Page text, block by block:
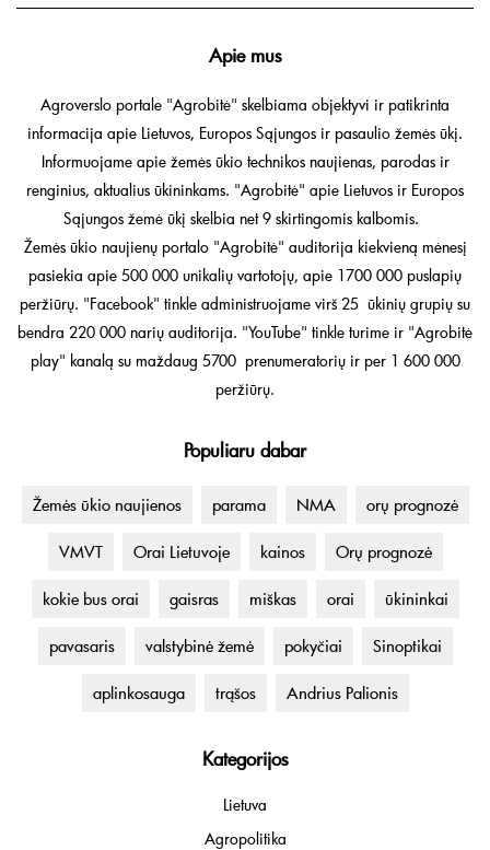
Apie mus
Agroverslo portale "Agrobitė" skelbiama objektyvi ir patikrinta
informacija apie Lietuvos, Europos Sąjungos ir pasaulio žemės ūkį.
Informuojame apie žemės ūkio technikos naujienas, parodas ir
renginius, aktualius ūkininkams. "Agrobitė" apie Lietuvos ir Europos
Sąjungos žemė ūkį skelbia net 9 skirtingomis kalbomis.
Žemės ūkio naujienų portalo "Agrobitė" auditorija kiekvieną mėnesį
pasiekia apie 500 000 unikalių vartotojų, apie 1700 000 puslapių
peržiūrų. "Facebook" tinkle administruojame virš 25 ūkinių grupių su
bendra 220 000 narių auditorija. "YouTube" tinkle turime ir "Agrobitė
play" kanalą su maždaug 5700 prenumeratorių ir per 1 600 000
peržiūrų.
Populiaru dabar
Žemės ūkio naujienos parama NMA orų prognozė
VMVT Orai Lietuvoje kainos Orų prognozė
kokie bus orai gaisras miškas orai ūkininkai
pavasaris valstybinė žemė pokyčiai Sinoptikai
aplinkosauga trąšos Andrius Palionis
Kategorijos
Lietuva
Agropolitika